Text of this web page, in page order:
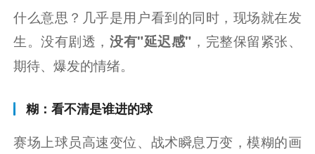
什么意思？几乎是用户看到的同时，现场就在发
生。没有剧透，没有"延迟感" ，完整保留紧张、
期待、爆发的情绪。
糊：看不清是谁进的球
赛场上球员高速变位、战术瞬息万变，模糊的画